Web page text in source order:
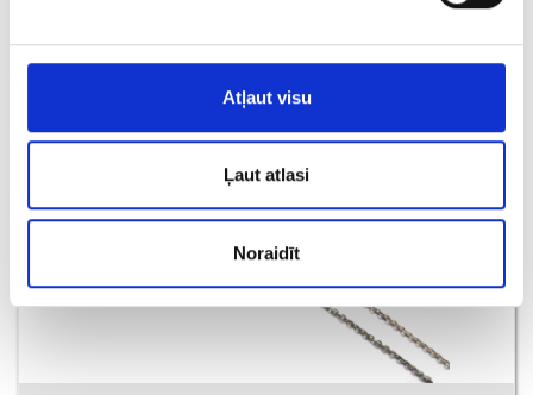
Atļaut visu
Ļaut atlasi
Noraidīt
PIEVIENOT GROZAM